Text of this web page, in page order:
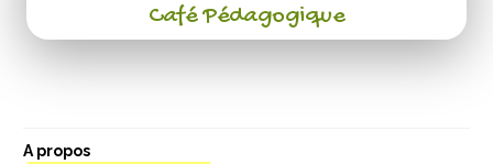
Café Pédagogique
A propos